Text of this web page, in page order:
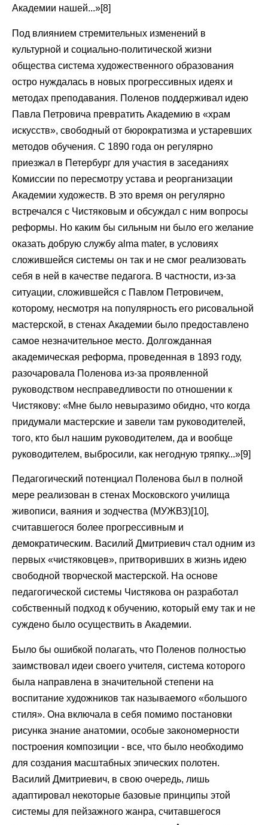
Академии нашей...»[8]
Под влиянием стремительных изменений в
культурной и социально-политической жизни
общества система художественного образования
остро нуждалась в новых прогрессивных идеях и
методах преподавания. Поленов поддерживал идею
Павла Петровича превратить Академию в «храм
искусств», свободный от бюрократизма и устаревших
методов обучения. С 1890 года он регулярно
приезжал в Петербург для участия в заседаниях
Комиссии по пересмотру устава и реорганизации
Академии художеств. В это время он регулярно
встречался с Чистяковым и обсуждал с ним вопросы
реформы. Но каким бы сильным ни было его желание
оказать добрую службу alma mater, в условиях
сложившейся системы он так и не смог реализовать
себя в ней в качестве педагога. В частности, из-за
ситуации, сложившейся с Павлом Петровичем,
которому, несмотря на популярность его рисовальной
мастерской, в стенах Академии было предоставлено
самое незначительное место. Долгожданная
академическая реформа, проведенная в 1893 году,
разочаровала Поленова из-за проявленной
руководством несправедливости по отношении к
Чистякову: «Мне было невыразимо обидно, что когда
придумали мастерские и завели там руководителей,
того, кто был нашим руководителем, да и вообще
руководителем, выбросили, как негодную тряпку...»[9]
Педагогический потенциал Поленова был в полной
мере реализован в стенах Московского училища
живописи, ваяния и зодчества (МУЖВЗ)[10],
считавшегося более прогрессивным и
демократическим. Василий Дмитриевич стал одним из
первых «чистяковцев», притворивших в жизнь идею
свободной творческой мастерской. На основе
педагогической системы Чистякова он разработал
собственный подход к обучению, который ему так и не
суждено было осуществить в Академии.
Было бы ошибкой полагать, что Поленов полностью
заимствовал идеи своего учителя, система которого
была направлена в значительной степени на
воспитание художников так называемого «большого
стиля». Она включала в себя помимо постановки
рисунка знание анатомии, особые закономерности
построения композиции - все, что было необходимо
для создания масштабных эпических полотен.
Василий Дмитриевич, в свою очередь, лишь
адаптировал некоторые базовые принципы этой
системы для пейзажного жанра, считавшегося